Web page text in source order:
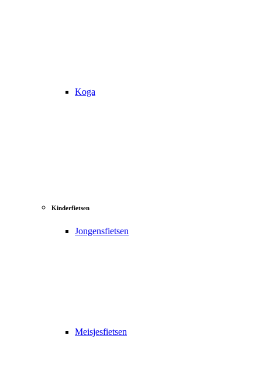
Koga
Kinderfietsen
Jongensfietsen
Meisjesfietsen